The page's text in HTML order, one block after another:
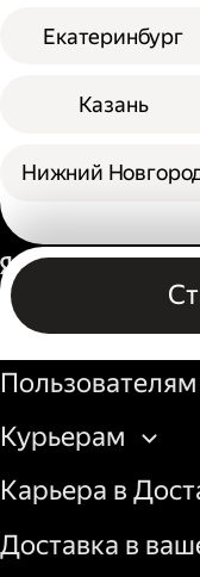
Екатеринбург
Казань
Нижний
Бизнесу
Пользователям
Курьерам
Карьера в
Доставка в